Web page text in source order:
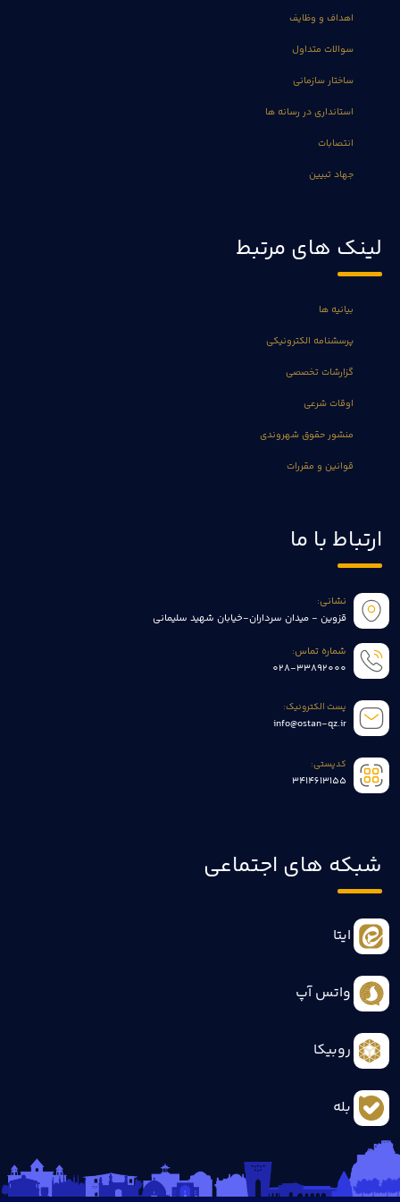
اهداف و وظایف
سوالات متداول
ساختار سازمانی
استانداری در رسانه ها
انتصابات
جهاد تبیین
لینک های مرتبط
بیانیه ها
پرسشنامه الکترونیکی
گزارشات تخصصی
اوقات شرعی
منشور حقوق شهروندی
قوانین و مقررات
ارتباط با ما
نشانی:
قزوین - میدان سرداران-خیابان شهید سلیمانی
شماره تماس:
028-33892000
پست الکترونیک:
info@ostan-qz.ir
کدپستی:
3414613155
شبکه های اجتماعی
ایتا
واتس آپ
روبیکا
بله